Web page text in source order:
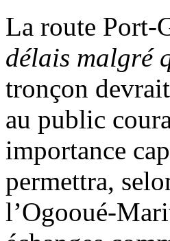
La route Port-
délais malgré
tronçon
au public
importance
permettra,
l’Ogooué-